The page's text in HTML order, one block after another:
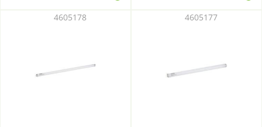
4605178 4605177